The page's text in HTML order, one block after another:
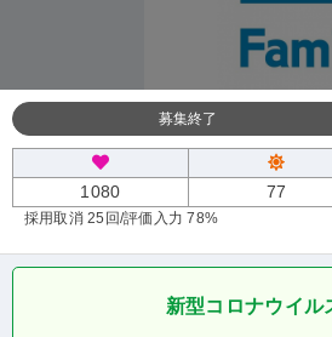
募集終了
1080 77
採用取消 25回/評価入力 78%
新型コロナウイル